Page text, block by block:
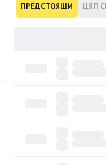
ПРЕДСТОЯЩИ ЦЯЛ